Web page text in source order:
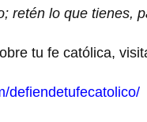
retén lo que tienes,
tu fe católica,
defiendetufecatolico/